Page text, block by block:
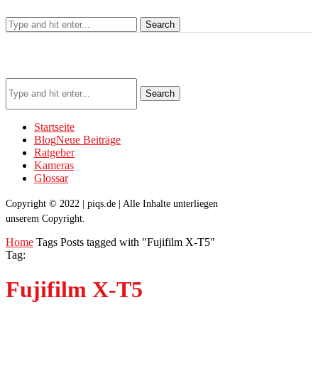
Search
Search
Startseite
BlogNeue Beiträge
Ratgeber
Kameras
Glossar
Copyright © 2022 | piqs.de | Alle Inhalte unterliegen
unserem Copyright.
Home Tags Posts tagged with "Fujifilm X-T5"
Tag:
Fujifilm X-T5